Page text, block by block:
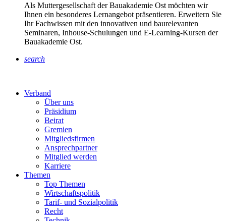
Als Muttergesellschaft der Bauakademie Ost möchten wir
Ihnen ein besonderes Lernangebot präsentieren. Erweitern Sie
Ihr Fachwissen mit den innovativen und baurelevanten
Seminaren, Inhouse-Schulungen und E-Learning-Kursen der
Bauakademie Ost.
search
Verband
Über uns
Präsidium
Beirat
Gremien
Mitgliedsfirmen
Ansprechpartner
Mitglied werden
Karriere
Themen
Top Themen
Wirtschaftspolitik
Tarif- und Sozialpolitik
Recht